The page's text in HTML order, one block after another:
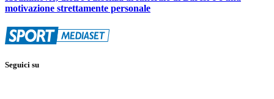
motivazione strettamente personale
Seguici su